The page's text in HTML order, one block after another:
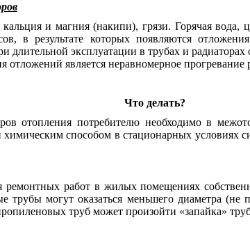
и магния (накипи), грязи. Горячая вода,
в результате которых появляются
длительной эксплуатации в трубах и
отложений является неравномерное прогревание
Что делать?
отопления потребителю необходимо в
способом в стационарных условиях
ремонтных работ в жилых помещениях
трубы могут оказаться меньшего диаметра
труб может произойти «запайка»